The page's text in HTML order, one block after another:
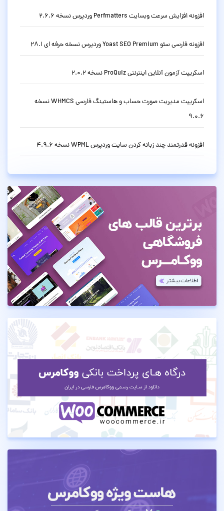
افزونه افزایش سرعت وبسایت Perfmatters وردپرس نسخه 2.6.6
افزونه فارسی سئو Yoast SEO Premium وردپرس نسخه حرفه ای 28.1
اسکریپت آزمون آنلاین اینترنتی ProQuiz نسخه 2.0.2
اسکریپت مدیریت صورت حساب و هاستینگ فارسی WHMCS نسخه
9.0.6
افزونه قدرتمند چند زبانه کردن سایت وردپرس WPML نسخه 4.9.6